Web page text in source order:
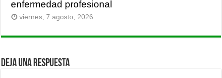
enfermedad profesional
viernes, 7 agosto, 2026
Deja una respuesta